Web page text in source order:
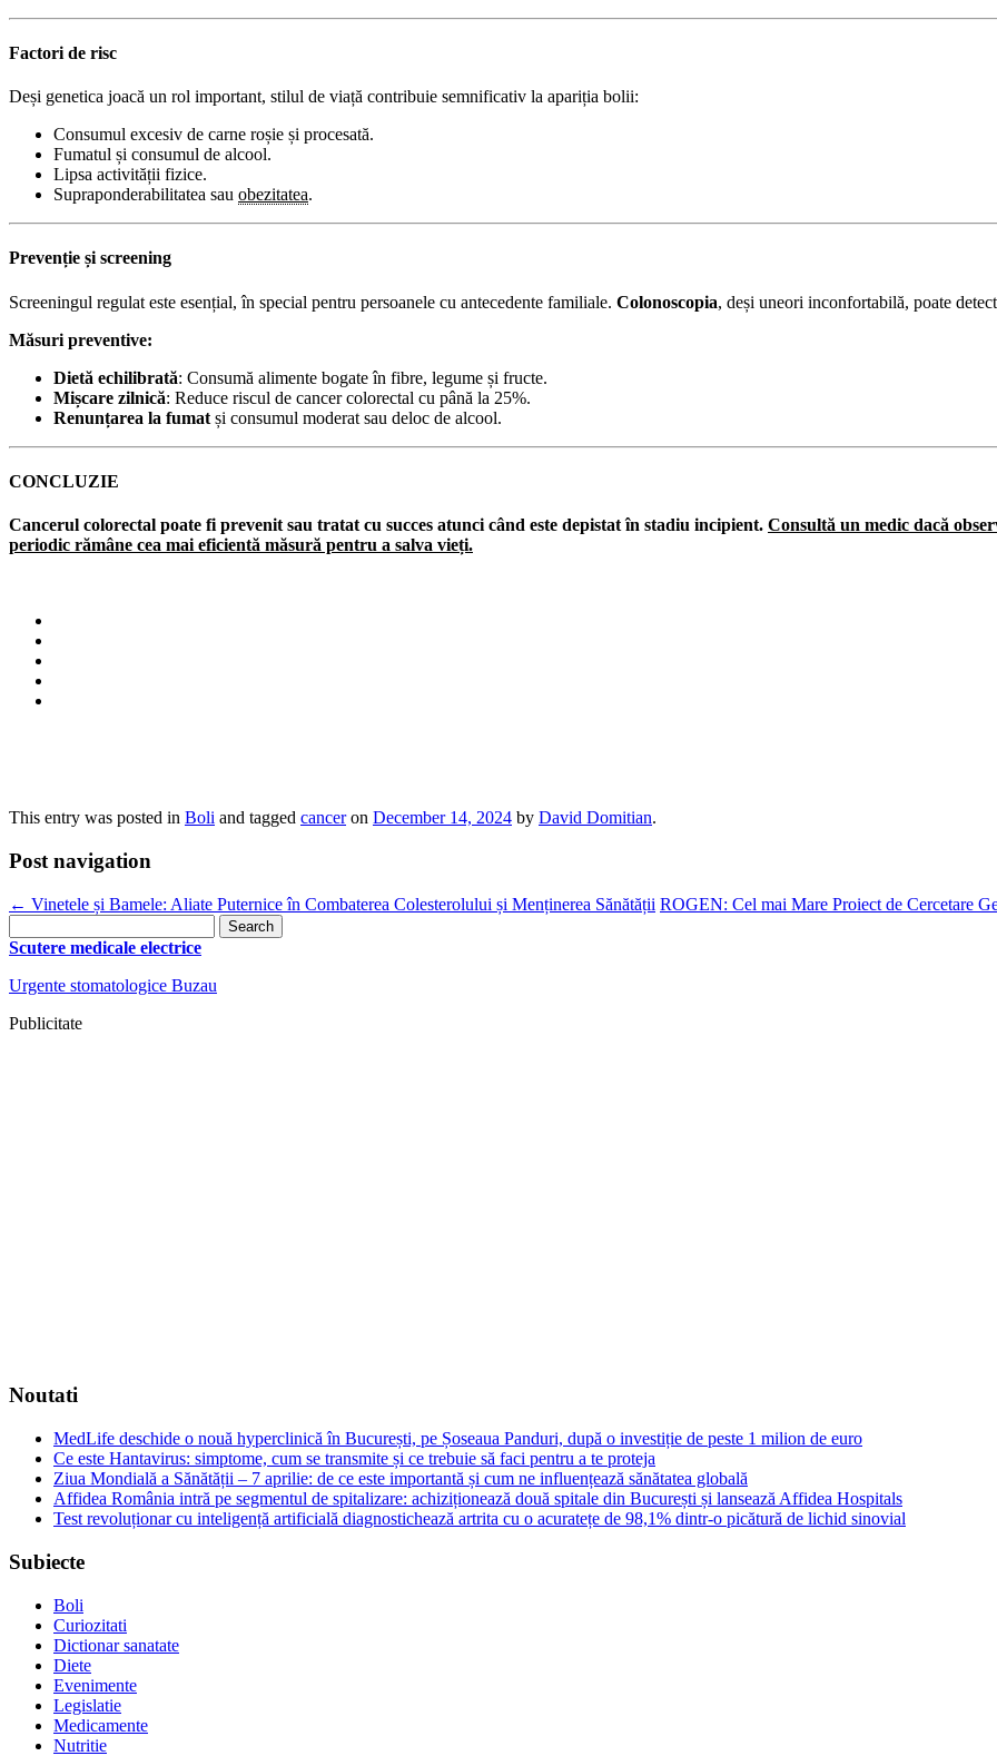
Factori de risc
Deși genetica joacă un rol important, stilul de viață contribuie semnificativ la apariția bolii:
Consumul excesiv de carne roșie și procesată.
Fumatul și consumul de alcool.
Lipsa activității fizice.
Supraponderabilitatea sau obezitatea.
Prevenție și screening
Screeningul regulat este esențial, în special pentru persoanele cu antecedente familiale. Colonoscopia, deși uneori inconfortabilă, poate
Măsuri preventive:
Dietă echilibrată: Consumă alimente bogate în fibre, legume și fructe.
Mișcare zilnică: Reduce riscul de cancer colorectal cu până la 25%.
Renunțarea la fumat și consumul moderat sau deloc de alcool.
CONCLUZIE
Cancerul colorectal poate fi prevenit sau tratat cu succes atunci când este depistat în stadiu incipient. Consultă un medic dacă
periodic rămâne cea mai eficientă măsură pentru a salva vieți.
This entry was posted in Boli and tagged canceron December 14, 2024 by David Domitian.
Post navigation
← Vinetele și Bamele: Aliate Puternice în Combaterea Colesterolului și Menținerea Sănătății ROGEN: Cel mai Mare Proiect de Cercetare
for:
Scutere medicale electrice
Urgente stomatologice Buzau
Publicitate
Noutati
MedLife deschide o nouă hyperclinică în București, pe Șoseaua Panduri, după o investiție de peste 1 milion de euro
Ce este Hantavirus: simptome, cum se transmite și ce trebuie să faci pentru a te proteja
Ziua Mondială a Sănătății – 7 aprilie: de ce este importantă și cum ne influențează sănătatea globală
Affidea România intră pe segmentul de spitalizare: achiziționează două spitale din București și lansează Affidea Hospitals
Test revoluționar cu inteligență artificială diagnostichează artrita cu o acuratețe de 98,1% dintr-o picătură de lichid sinovial
Subiecte
Boli
Curiozitati
Dictionar sanatate
Diete
Evenimente
Legislatie
Medicamente
Nutritie